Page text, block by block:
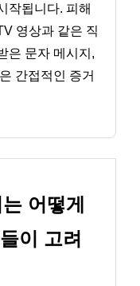
작됩니다. 피해
영상과 같은 직
은 문자 메시지,
간접적인 증거
어떻게
이 고려